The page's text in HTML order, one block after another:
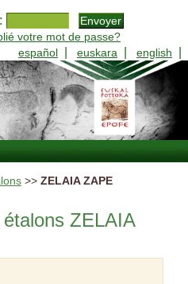
votre mot de passe?
español
euskara english
>> ZELAIA ZAPE
ZELAIA